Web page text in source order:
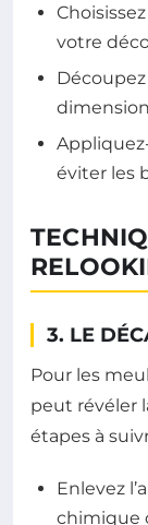
votre
éviter les
3. LE
Pour les
peut révéler
étapes à
Enlevez
chimique